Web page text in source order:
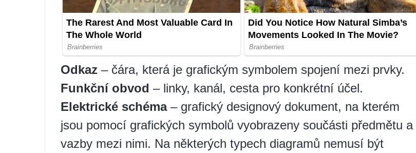
Odkaz – čára, která je grafickým symbolem spojení mezi prvky.
Funkční obvod – linky, kanál, cesta pro konkrétní účel.
Elektrické schéma– grafický designový dokument, na kterém
jsou pomocí grafických symbolů vyobrazeny součásti předmětu a
vazby mezi nimi. Na některých typech diagramů nemusí být